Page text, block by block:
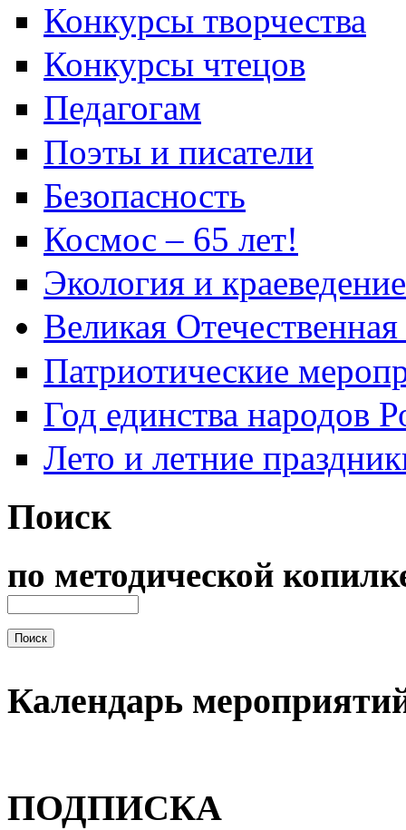
Конкурсы творчества
Конкурсы чтецов
Педагогам
Поэты и писатели
Безопасность
Космос – 65 лет!
Экология и краеведение
Великая
Патриотические
Год единства народов
Лето и летние
Поиск
по методической
Календарь
ПОДПИСКА